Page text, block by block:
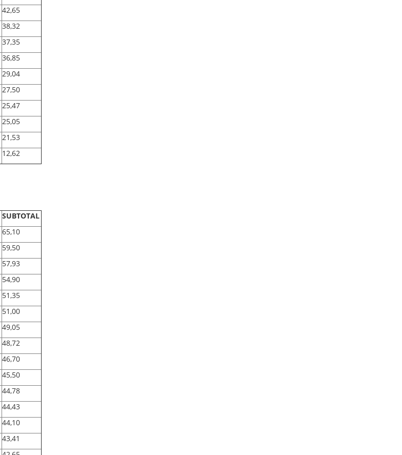
42,65
38,32
37,35
36,85
29,04
27,50
25,47
25,05
21,53
12,62
SUBTOTAL
65,10
59,50
57,93
54,90
51,35
51,00
49,05
48,72
46,70
45,50
44,78
44,43
44,10
43,41